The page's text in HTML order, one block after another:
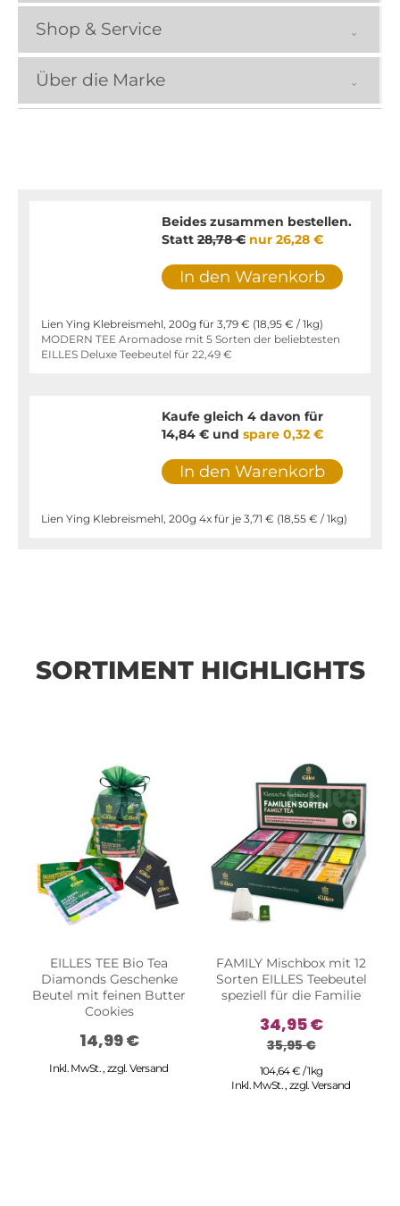
Shop & Service
Über die Marke
Beides zusammen bestellen.
Statt28,78 € nur 26,28 €
In den Warenkorb
Lien Ying Klebreismehl, 200g für 3,79 € (18,95 € / 1kg)
MODERN TEE Aromadose mit 5 Sorten der beliebtesten
EILLES Deluxe Teebeutel für 22,49 €
Kaufe gleich 4 davon für
14,84 €und spare 0,32 €
In den Warenkorb
Lien Ying Klebreismehl, 200g 4x für je 3,71 € (18,55 € / 1kg)
SORTIMENT HIGHLIGHTS
EILLES TEE Bio Tea
Diamonds Geschenke
Beutel mit feinen Butter
Cookies
14,99 €
Inkl. MwSt.,zzgl.Versand
FAMILY Mischbox mit 12
Sorten EILLES Teebeutel
speziell für die Familie
34,95 €
35,95 €
104,64 € / 1kg
Inkl. MwSt.,zzgl.Versand